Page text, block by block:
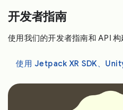
开发者指南
使用我们的开发者指南和 API 构